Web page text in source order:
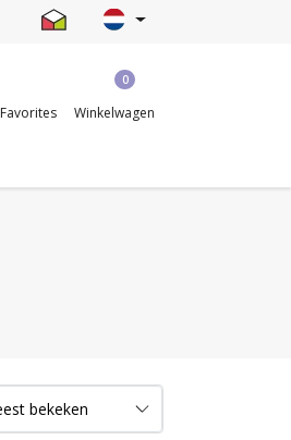
Favorites
0
Winkelwagen